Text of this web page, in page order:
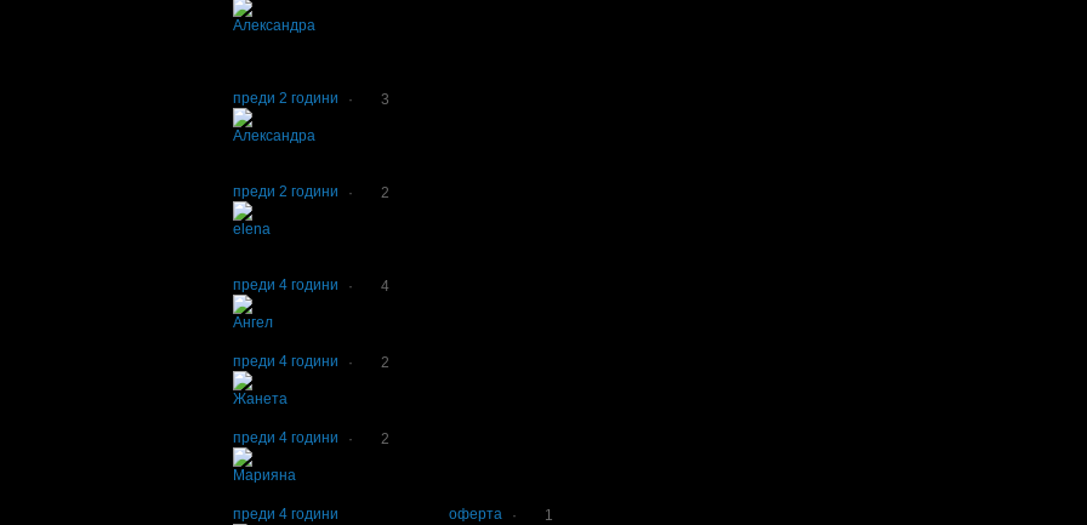
Александра
преди 2 години
· 3
Александра
преди 2 години
· 2
elena
преди 4 години
· 4
Aнгел
преди 4 години
· 2
Жанета
преди 4 години
· 2
Марияна
преди 4 години
оферта · 1